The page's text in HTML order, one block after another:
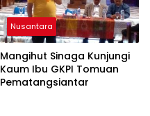
Nusantara
Mangihut Sinaga Kunjungi
Kaum Ibu GKPI Tomuan
Pematangsiantar